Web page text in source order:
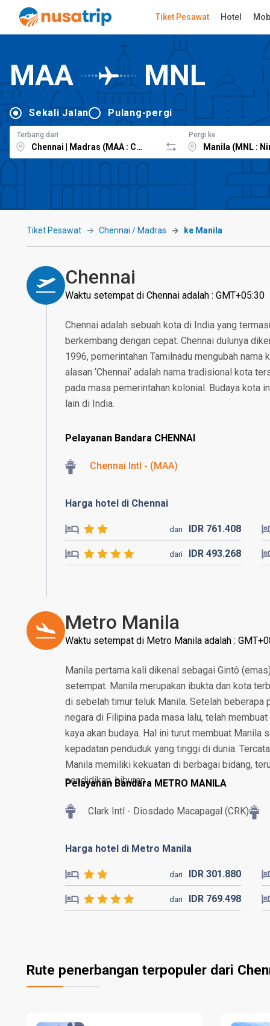
Tiket Pesawat Hotel
MAA MNL
Sekali Jalan Pulang-pergi
Terbang dari Pergi ke
Tiket Pesawat Chennai / Madras ke Manila
Chennai
Waktu setempat di Chennai adalah : GMT+05:30
Chennai adalah sebuah kota di India yang
berkembang dengan cepat. Chennai dulunya
1996, pemerintahan Tamilnadu mengubah nama
alasan ‘Chennai’ adalah nama tradisional kota
pada masa pemerintahan kolonial. Budaya kota
lain di India.
Pelayanan Bandara CHENNAI
Chennai Intl - (MAA)
Harga hotel di Chennai
dari IDR 761.408
dari IDR 493.268
Metro Manila
Waktu setempat di Metro Manila adalah :
Manila pertama kali dikenal sebagai Gintô
setempat. Manila merupakan ibukta dan kota
di sebelah timur teluk Manila. Setelah beberapa
negara di Filipina pada masa lalu, telah
kaya akan budaya. Hal ini turut membuat Manila
kepadatan penduduk yang tinggi di dunia.
Manila memiliki kekuatan di berbagai bidang,
pendidikan, hiburan.
Pelayanan Bandara METRO MANILA
Clark Intl - Diosdado Macapagal (CRK)
Harga hotel di Metro Manila
dari IDR 301.880
dari IDR 769.498
Rute penerbangan terpopuler dari